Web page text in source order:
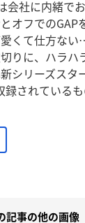
会社に内緒で
オフでのGAP
くて仕方な
りに、ハラハ
シリーズスタ
録されている
記事の他の画像